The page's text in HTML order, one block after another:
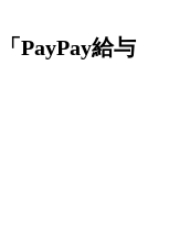
PayPay給与